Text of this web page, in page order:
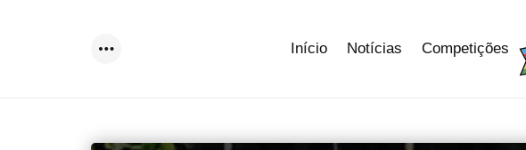
Início Notícias Competições